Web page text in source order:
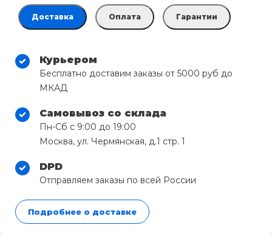
Доставка Оплата Гарантии
Курьером
Бесплатно доставим заказы от 5000 руб до
МКАД
Самовывоз со склада
Пн-Сб с 9:00 до 19:00
Москва, ул. Чермянская, д.1 стр. 1
DPD
Отправляем заказы по всей России
Подробнее о доставке